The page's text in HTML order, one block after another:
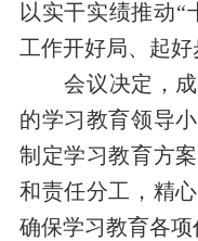
以实干实绩推动“
工作开好局、起好
会议决定 ，
的学习教育领导
制定学习教育方
和责任分工，精
确保学习教育各